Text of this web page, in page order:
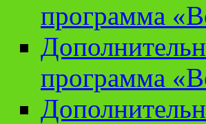
программа
программа